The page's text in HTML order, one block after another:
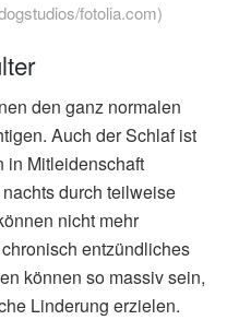
fotolia.com)
den ganz normalen
Auch der Schlaf ist
in Mitleidenschaft
durch teilweise
nicht mehr
entzündliches
können so massiv sein,
Linderung erzielen.